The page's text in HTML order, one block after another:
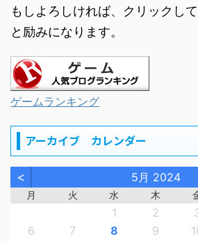
もしよろしければ、クリックし
と励みになります。
ゲームランキング
アーカイブ カレンダー
< 5月 2024
月 火 水 木
1 2
6
7 8 9